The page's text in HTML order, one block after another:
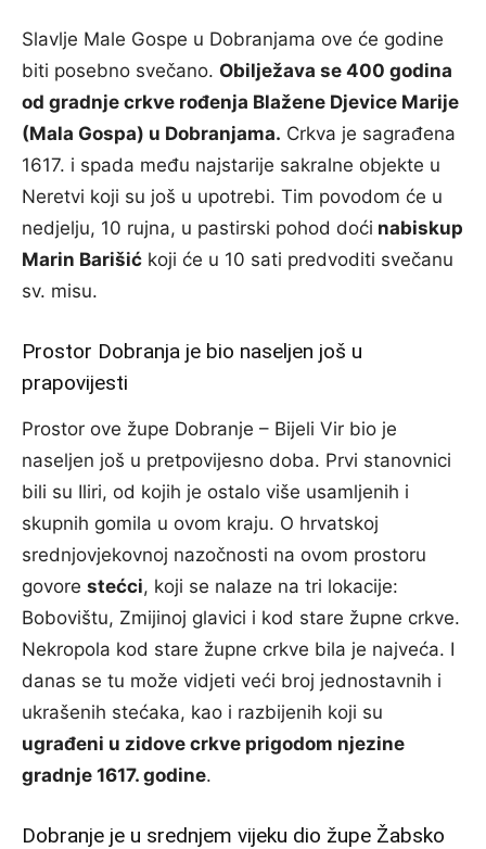
Slavlje Male Gospe u Dobranjama ove će godine
biti posebno svečano. Obilježava se 400 godina
od gradnje crkve rođenja Blažene Djevice Marije
(Mala Gospa) u Dobranjama. Crkva je sagrađena
1617. i spada među najstarije sakralne objekte u
Neretvi koji su još u upotrebi. Tim povodom će u
nedjelju, 10 rujna, u pastirski pohod doći nabiskup
Marin Barišić koji će u 10 sati predvoditi svečanu
sv. misu.
Prostor Dobranja je bio naseljen još u
prapovijesti
Prostor ove župe Dobranje – Bijeli Vir bio je
naseljen još u pretpovijesno doba. Prvi stanovnici
bili su Iliri, od kojih je ostalo više usamljenih i
skupnih gomila u ovom kraju. O hrvatskoj
srednjovjekovnoj nazočnosti na ovom prostoru
govore stećci, koji se nalaze na tri lokacije:
Bobovištu, Zmijinoj glavici i kod stare župne crkve.
Nekropola kod stare župne crkve bila je najveća. I
danas se tu može vidjeti veći broj jednostavnih i
ukrašenih stećaka, kao i razbijenih koji su
ugrađeni u zidove crkve prigodom njezine
gradnje 1617. godine.
Dobranje je u srednjem vijeku dio župe Žabsko